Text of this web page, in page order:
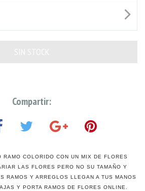
Compartir:
RAMO COLORIDO CON UN MIX DE FLORES
LAS FLORES PERO NO SU TAMAÑO Y
RAMOS Y ARREGLOS LLEGAN A TUS MANOS
Y PORTA RAMOS DE FLORES ONLINE.